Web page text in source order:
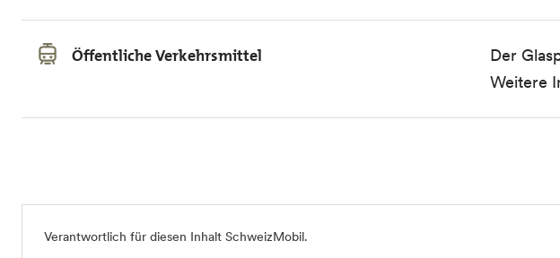
Öffentliche Verkehrsmittel
Der
Weitere
Verantwortlich für diesen Inhalt SchweizMobil.